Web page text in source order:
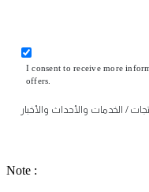
I consent to receive more
offers.
/ الخدمات والأحداث والأخبار
Note :